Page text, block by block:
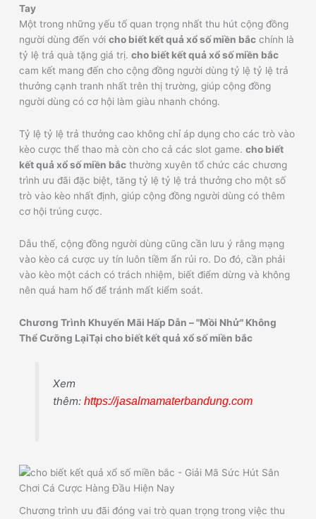
Tay
Một trong những yếu tố quan trọng nhất thu hút cộng đồng
người dùng đến vớicho biết kết quả xổ số miền bắc chính là
tỷ lệ trả quà tặng giá trị.cho biết kết quả xổ số miền bắc
cam kết mang đến cho cộng đồng người dùng tỷ lệ tỷ lệ trả
thưởng cạnh tranh nhất trên thị trường, giúp cộng đồng
người dùng có cơ hội làm giàu nhanh chóng.
Tỷ lệ tỷ lệ trả thưởng cao không chỉ áp dụng cho các trò vào
kèo cược thể thao mà còn cho cả các slot game.cho biết
kết quả xổ số miền bắc thường xuyên tổ chức các chương
trình ưu đãi đặc biệt, tăng tỷ lệ tỷ lệ trả thưởng cho một số
trò vào kèo nhất định, giúp cộng đồng người dùng có thêm
cơ hội trúng cược.
Dẫu thế, cộng đồng người dùng cũng cần lưu ý rằng mạng
vào kèo cá cược uy tín luôn tiềm ẩn rủi ro. Do đó, cần phải
vào kèo một cách có trách nhiệm, biết điểm dừng và không
nên quá ham hố để tránh mất kiểm soát.
Chương Trình Khuyến Mãi Hấp Dẫn – "Mồi Nhử" Không
Thể Cưỡng LạiTại cho biết kết quả xổ số miền bắc
Xem
thêm: https://jasalmamaterbandung.com
Chương trình ưu đãi đóng vai trò quan trọng trong việc thu